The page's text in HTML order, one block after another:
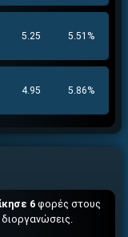
5.25 5.51%
4.95 5.86%
6 φορές στους